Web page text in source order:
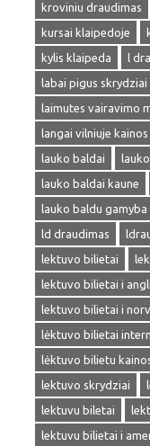
kroviniu draudimas
kursai klaipedoje
kylis klaipeda
l
labai pigus skrydziai
laimutes vairavimo
langai vilniuje kainos
lauko baldai
lauko baldai kaune
lauko baldu gamyba
ld draudimas
lektuvo bilietai
lektuvo bilietai i
lektuvo bilietai i
lėktuvo bilietai
lėktuvo bilietu
lektuvo skrydziai
lektuvu biletai
lektuvu bilietai i